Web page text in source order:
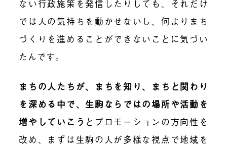
ない行政施策を発信したりしても、それだけ
では人の気持ちを動かせないし、何よりまち
づくりを進めることができないことに気づい
たんです。
まちの人たちが、まちを知り、まちと関わり
を深める中で、生駒ならではの場所や活動を
増やしていこう とプロモーションの方向性を
改め、まずは生駒の人が多様な視点で地域を